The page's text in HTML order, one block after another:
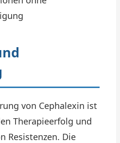
von Cephalexin ist
Therapieerfolg und
Resistenzen. Die